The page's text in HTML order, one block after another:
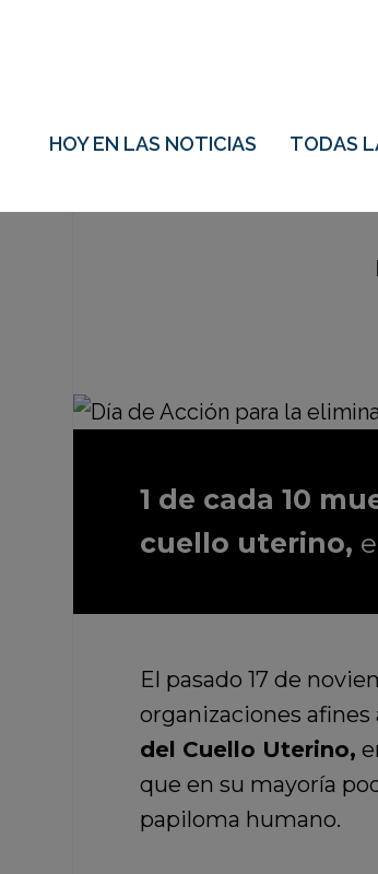
HOY EN LAS NOTICIAS TODAS
1 de cada 10
cuello uterino,
El pasado 17 de
organizaciones afines
del Cuello Uterino,
que en su mayoría
papiloma humano.